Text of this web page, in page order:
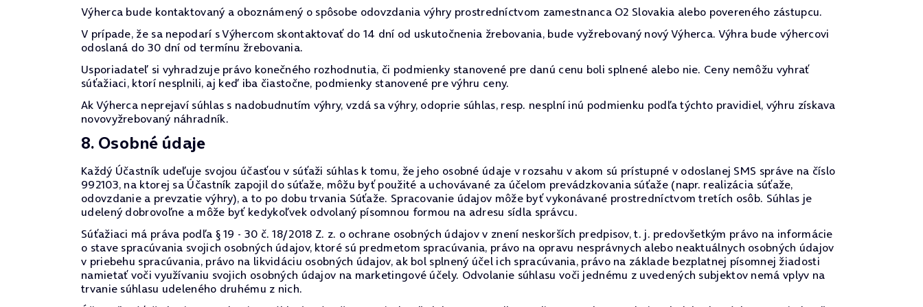
Výherca bude kontaktovaný a oboznámený o spôsobe odovzdania výhry prostredníctvom zamestnanca O2 Slovakia alebo povereného zástupcu.
V prípade, že sa nepodarí s Výhercom skontaktovať do 14 dní od uskutočnenia žrebovania, bude vyžrebovaný nový Výherca. Výhra bude výhercovi
odoslaná do 30 dní od termínu žrebovania.
Usporiadateľ si vyhradzuje právo konečného rozhodnutia, či podmienky stanovené pre danú cenu boli splnené alebo nie. Ceny nemôžu vyhrať
súťažiaci, ktorí nesplnili, aj keď iba čiastočne, podmienky stanovené pre výhru ceny.
Ak Výherca neprejaví súhlas s nadobudnutím výhry, vzdá sa výhry, odoprie súhlas, resp. nesplní inú podmienku podľa týchto pravidiel, výhru získava
novovyžrebovaný náhradník.
8. Osobné údaje
Každý Účastník udeľuje svojou účasťou v súťaži súhlas k tomu, že jeho osobné údaje v rozsahu v akom sú prístupné v odoslanej SMS správe na číslo
992103, na ktorej sa Účastník zapojil do súťaže, môžu byť použité a uchovávané za účelom prevádzkovania súťaže (napr. realizácia súťaže,
odovzdanie a prevzatie výhry), a to po dobu trvania Súťaže. Spracovanie údajov môže byť vykonávané prostredníctvom tretích osôb. Súhlas je
udelený dobrovoľne a môže byť kedykoľvek odvolaný písomnou formou na adresu sídla správcu.
Súťažiaci má práva podľa § 19 - 30 č. 18/2018 Z. z. o ochrane osobných údajov v znení neskorších predpisov, t. j. predovšetkým právo na informácie
o stave spracúvania svojich osobných údajov, ktoré sú predmetom spracúvania, právo na opravu nesprávnych alebo neaktuálnych osobných údajov
v priebehu spracúvania, právo na likvidáciu osobných údajov, ak bol splnený účel ich spracúvania, právo na základe bezplatnej písomnej žiadosti
namietať voči využívaniu svojich osobných údajov na marketingové účely. Odvolanie súhlasu voči jednému z uvedených subjektov nemá vplyv na
trvanie súhlasu udeleného druhému z nich.